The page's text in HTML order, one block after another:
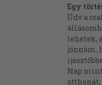
Egy
Üdv a
lehetek,
jönnöm,
Nap
otthonát,